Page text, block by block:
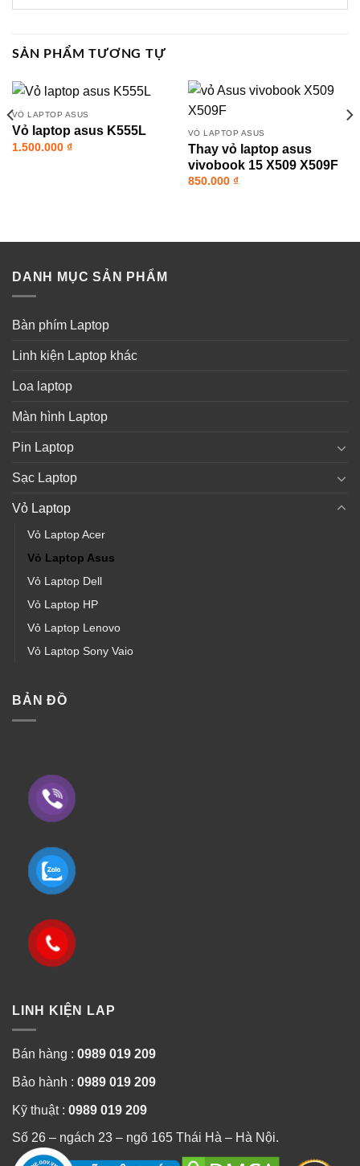
SẢN PHẨM TƯƠNG TỰ
VỎ LAPTOP ASUS
Vỏ laptop asus K555L
1.500.000 ₫
VỎ LAPTOP ASUS
Thay vỏ laptop asus
vivobook 15 X509 X509F
850.000 ₫
DANH MỤC SẢN PHẨM
Bàn phím Laptop
Linh kiện Laptop khác
Loa laptop
Màn hình Laptop
Pin Laptop
Sạc Laptop
Vỏ Laptop
Vỏ Laptop Acer
Vỏ Laptop Asus
Vỏ Laptop Dell
Vỏ Laptop HP
Vỏ Laptop Lenovo
Vỏ Laptop Sony Vaio
BẢN ĐỒ
LINH KIỆN LAP
Bán hàng : 0989 019 209
Bảo hành : 0989 019 209
Kỹ thuật : 0989 019 209
Số 26 – ngách 23 – ngõ 165 Thái Hà – Hà Nội.